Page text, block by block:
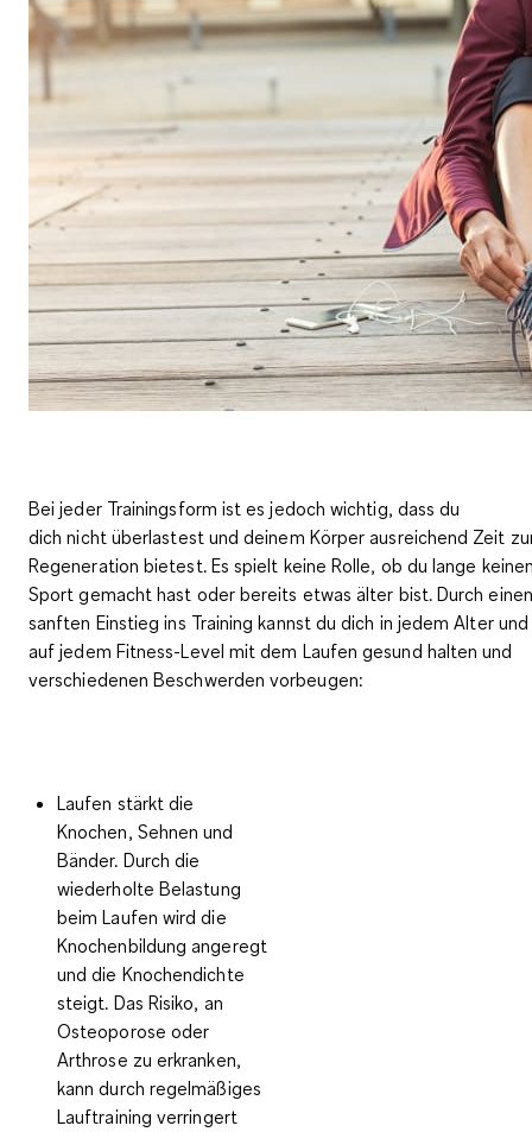
Bei jeder Trainingsform ist es jedoch wichtig, dass du
dich nicht überlastest und deinem Körper ausreichend Zeit
Regeneration bietest. Es spielt keine Rolle, ob du lange
Sport gemacht hast oder bereits etwas älter bist. Durch einen
sanften Einstieg ins Training kannst du dich in jedem Alter und
auf jedem Fitness-Level mit dem Laufen gesund halten und
verschiedenen Beschwerden vorbeugen:
Laufen stärkt die
Knochen, Sehnen und
Bänder. Durch die
wiederholte Belastung
beim Laufen wird die
Knochenbildung angeregt
und die Knochendichte
steigt. Das Risiko, an
Osteoporose oder
Arthrose zu erkranken,
kann durch regelmäßiges
Lauftraining verringert